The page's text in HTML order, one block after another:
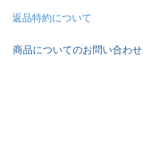
返品特約について
商品についてのお問い合わせ